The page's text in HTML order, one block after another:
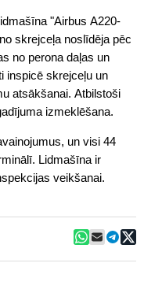
"Airbus A220-
skrejceļa noslīdēja pēc
no perona daļas un
inspicē skrejceļu un
atsākšanai. Atbilstoši
izmeklēšana.
un visi 44
Lidmašīna ir
veikšanai.